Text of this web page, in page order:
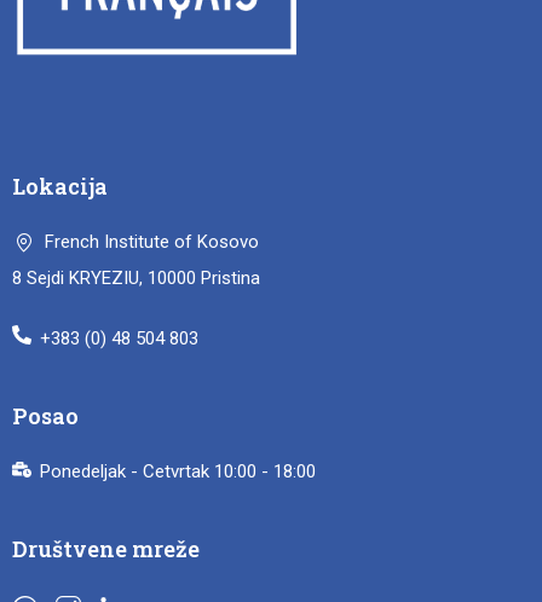
Lokacija
French Institute of Kosovo
8 Sejdi KRYEZIU, 10000 Pristina
+383 (0) 48 504 803
Posao
Ponedeljak - Cetvrtak 10:00 - 18:00
Društvene mreže